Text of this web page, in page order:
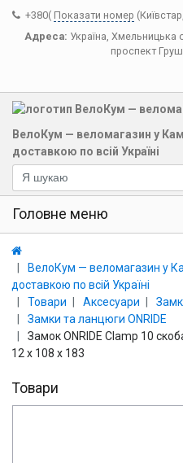
+380( Показати номер
Адреса: Україна, Хмельницька
проспект
ВелоКум — веломагазин у
доставкою по всій Україні
Головне меню
ВелоКум — веломагазин у
доставкою по всій Україні
Товари
Аксесуари
Замки та ланцюги ONRIDE
Замок ONRIDE Clamp 10
12 х 108 х 183
Товари